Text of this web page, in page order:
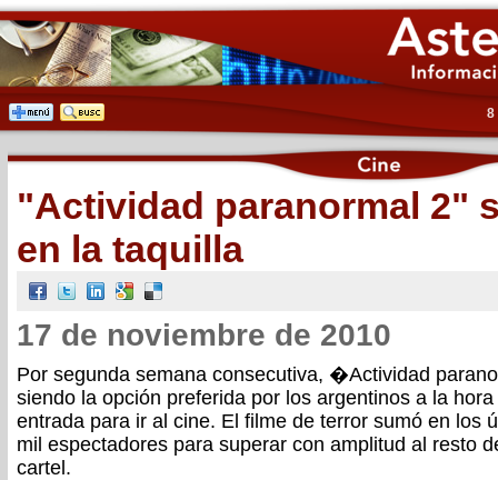
8
"Actividad paranormal 2"
en la taquilla
17 de noviembre de 2010
Por segunda semana consecutiva, �Actividad
siendo la opción preferida por los argentinos a la
entrada para ir al cine. El filme de terror sumó en los
mil espectadores para superar con amplitud al resto
cartel.